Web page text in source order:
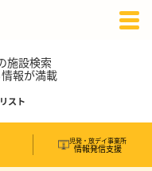
施設検索
報が満載
スト
児発・放デイ事業所
情報発信支援